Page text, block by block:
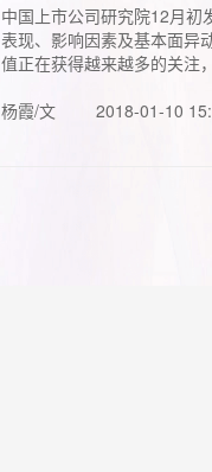
中国上市公司研究院12月初
表现、影响因素及基本面异
值正在获得越来越多的关注
杨霞/文
2018-01-10